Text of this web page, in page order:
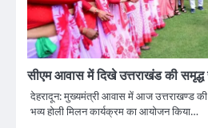
सीएम आवास में दिखे उत्तराखंड की
देहरादून: मुख्यमंत्री आवास में आज उत्तराखण्ड
भव्य होली मिलन कार्यक्रम का आयोजन किया…